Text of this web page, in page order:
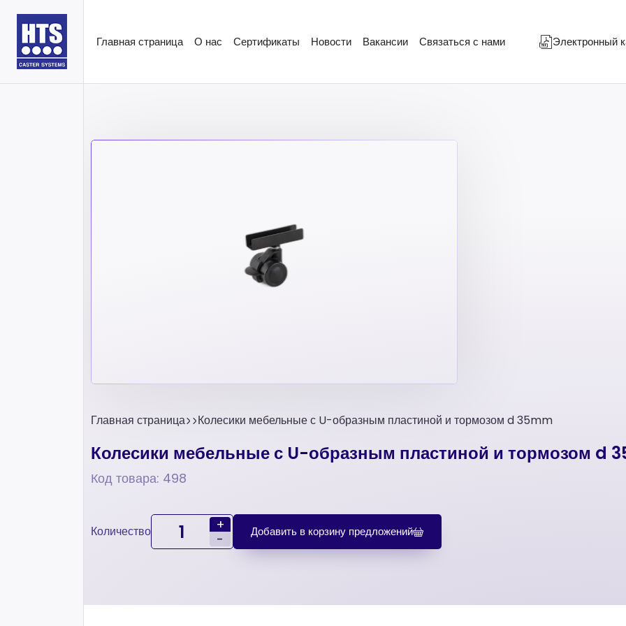
Главная страница О нас Сертификаты Новости Вакансии Связаться с нами Электронный
Главная страница Колесики мебельные с U-образным пластиной и тормозом d 35mm
Колесики мебельные с U-образным пластиной и тормозом d
Код товара: 498
Количество
+
-
Добавить в корзину предложений